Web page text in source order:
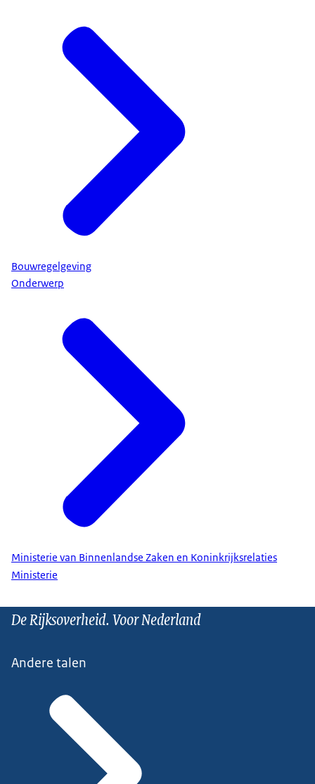
Bouwregelgeving
Onderwerp
Ministerie van Binnenlandse Zaken en Koninkrijksrelaties
Ministerie
De Rijksoverheid. Voor Nederland
Andere talen